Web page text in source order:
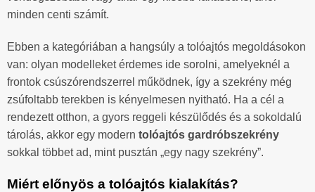
minden centi számít.
Ebben a kategóriában a hangsúly a tolóajtós megoldásokon
van: olyan modelleket érdemes ide sorolni, amelyeknél a
frontok csúszórendszerrel működnek, így a szekrény még
zsúfoltabb terekben is kényelmesen nyitható. Ha a cél a
rendezett otthon, a gyors reggeli készülődés és a sokoldalú
tárolás, akkor egy modern tolóajtós gardróbszekrény
sokkal többet ad, mint pusztán „egy nagy szekrény”.
Miért előnyös a tolóajtós kialakítás?